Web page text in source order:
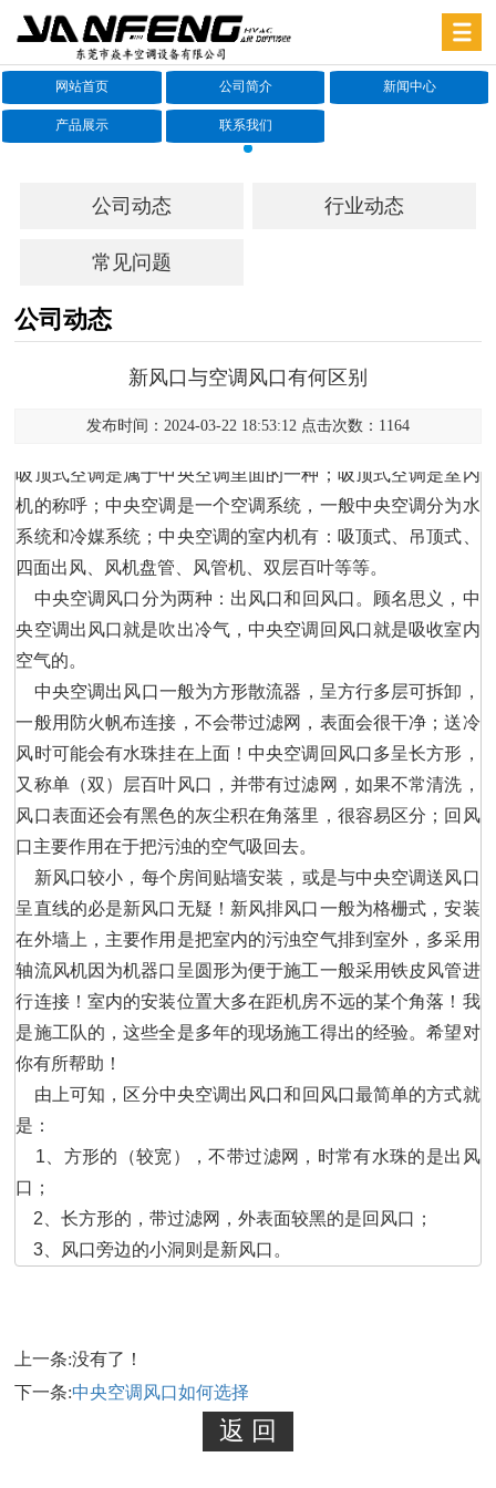
网站首页 公司简介 新闻中心
产品展示 联系我们
公司动态 行业动态
常见问题
公司动态
新风口与空调风口有何区别
发布时间：2024-03-22 18:53:12 点击次数：1164
吸顶式空调是属于中央空调里面的一种；吸顶式空调是室内
机的称呼；中央空调是一个空调系统，一般中央空调分为水
系统和冷媒系统；中央空调的室内机有：吸顶式、吊顶式、
四面出风、风机盘管、风管机、双层百叶等等。
中央空调风口分为两种：出风口和回风口。顾名思义，中
央空调出风口就是吹出冷气，中央空调回风口就是吸收室内
空气的。
中央空调出风口一般为方形散流器，呈方行多层可拆卸，
一般用防火帆布连接，不会带过滤网，表面会很干净；送冷
风时可能会有水珠挂在上面！中央空调回风口多呈长方形，
又称单（双）层百叶风口，并带有过滤网，如果不常清洗，
风口表面还会有黑色的灰尘积在角落里，很容易区分；回风
口主要作用在于把污浊的空气吸回去。
新风口较小，每个房间贴墙安装，或是与中央空调送风口
呈直线的必是新风口无疑！新风排风口一般为格栅式，安装
在外墙上，主要作用是把室内的污浊空气排到室外，多采用
轴流风机因为机器口呈圆形为便于施工一般采用铁皮风管进
行连接！室内的安装位置大多在距机房不远的某个角落！我
是施工队的，这些全是多年的现场施工得出的经验。希望对
你有所帮助！
由上可知，区分中央空调出风口和回风口最简单的方式就
是：
1、方形的（较宽），不带过滤网，时常有水珠的是出风
口；
2、长方形的，带过滤网，外表面较黑的是回风口；
3、风口旁边的小洞则是新风口。
上一条:没有了！
下一条:中央空调风口如何选择